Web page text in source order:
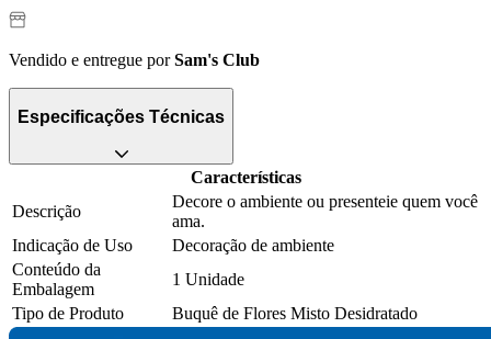
Vendido e entregue porSam's Club
Especificações Técnicas
Características
Descrição
Decore o ambiente ou presenteie quem você
ama.
Indicação de Uso
Decoração de ambiente
Conteúdo da
Embalagem
1 Unidade
Tipo de Produto
Buquê de Flores Misto Desidratado